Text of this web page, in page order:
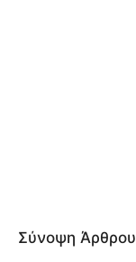
Σύνοψη Άρθρου